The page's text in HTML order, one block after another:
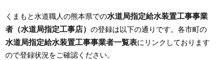
くまもと水道職人の熊本県での水道局指定給水装置工事事業
者（水道局指定工事店）の登録は以下の通りです。各市町の
水道局指定給水装置工事事業者一覧表にリンクしております
ので登録状況をご確認ください。